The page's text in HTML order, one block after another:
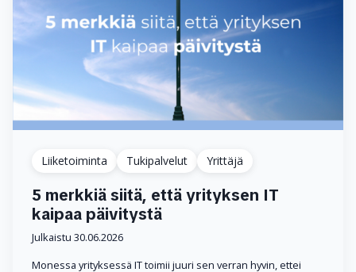
Liiketoiminta Tukipalvelut Yrittäjä
5 merkkiä siitä, että yrityksen IT
kaipaa päivitystä
Julkaistu 30.06.2026
Monessa yrityksessä IT toimii juuri sen verran hyvin, ettei